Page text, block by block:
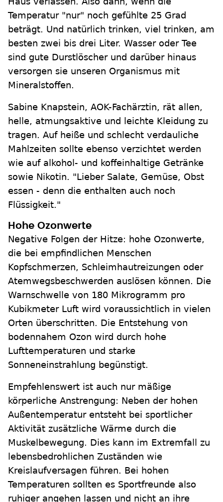
Temperatur "nur" noch gefühlte 25 Grad
beträgt. Und natürlich trinken, viel trinken, am
besten zwei bis drei Liter. Wasser oder Tee
sind gute Durstlöscher und darüber hinaus
versorgen sie unseren Organismus mit
Mineralstoffen.
Sabine Knapstein, AOK-Fachärztin, rät allen,
helle, atmungsaktive und leichte Kleidung zu
tragen. Auf heiße und schlecht verdauliche
Mahlzeiten sollte ebenso verzichtet werden
wie auf alkohol- und koffeinhaltige Getränke
sowie Nikotin. "Lieber Salate, Gemüse, Obst
essen - denn die enthalten auch noch
Flüssigkeit."
Hohe Ozonwerte
Negative Folgen der Hitze: hohe Ozonwerte,
die bei empfindlichen Menschen
Kopfschmerzen, Schleimhautreizungen oder
Atemwegsbeschwerden auslösen können. Die
Warnschwelle von 180 Mikrogramm pro
Kubikmeter Luft wird voraussichtlich in vielen
Orten überschritten. Die Entstehung von
bodennahem Ozon wird durch hohe
Lufttemperaturen und starke
Sonneneinstrahlung begünstigt.
Empfehlenswert ist auch nur mäßige
körperliche Anstrengung: Neben der hohen
Außentemperatur entsteht bei sportlicher
Aktivität zusätzliche Wärme durch die
Muskelbewegung. Dies kann im Extremfall zu
lebensbedrohlichen Zuständen wie
Kreislaufversagen führen. Bei hohen
Temperaturen sollten es Sportfreunde also
ruhiger angehen lassen und nicht an ihre